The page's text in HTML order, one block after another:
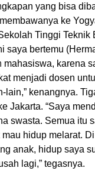
yang bisa
ke
Tinggi Teknik
saya bertemu
mahasiswa, karena
menjadi dosen
lain,” kenangnya.
Jakarta. “Saya
swasta. Semua itu
hidup melarat.
anak, hidup saya
lagi,” tegasnya.